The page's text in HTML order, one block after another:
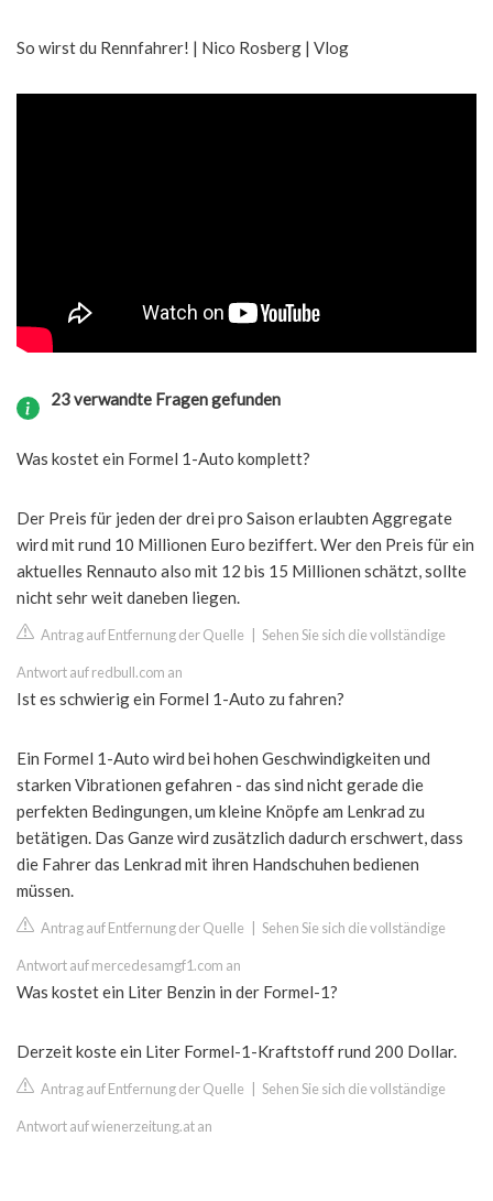
So wirst du Rennfahrer! | Nico Rosberg | Vlog
23 verwandte Fragen gefunden
Was kostet ein Formel 1-Auto komplett?
Der Preis für jeden der drei pro Saison erlaubten Aggregate
wird mit rund 10 Millionen Euro beziffert. Wer den Preis für ein
aktuelles Rennauto also mit 12 bis 15 Millionen schätzt, sollte
nicht sehr weit daneben liegen.
Antrag auf Entfernung der Quelle Sehen Sie sich die vollständige
Antwort auf redbull.com an
Ist es schwierig ein Formel 1-Auto zu fahren?
Ein Formel 1-Auto wird bei hohen Geschwindigkeiten und
starken Vibrationen gefahren - das sind nicht gerade die
perfekten Bedingungen, um kleine Knöpfe am Lenkrad zu
betätigen. Das Ganze wird zusätzlich dadurch erschwert, dass
die Fahrer das Lenkrad mit ihren Handschuhen bedienen
müssen.
Antrag auf Entfernung der Quelle Sehen Sie sich die vollständige
Antwort auf mercedesamgf1.com an
Was kostet ein Liter Benzin in der Formel-1?
Derzeit koste ein Liter Formel-1-Kraftstoff rund 200 Dollar.
Antrag auf Entfernung der Quelle Sehen Sie sich die vollständige
Antwort auf wienerzeitung.at an